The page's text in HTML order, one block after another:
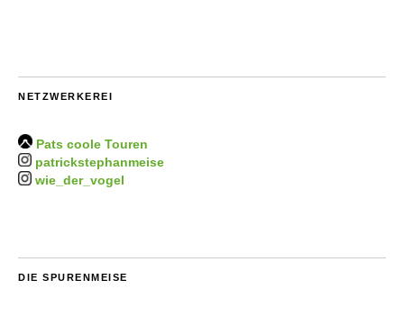
NETZWERKEREI
Pats coole Touren
patrickstephanmeise
wie_der_vogel
DIE SPURENMEISE